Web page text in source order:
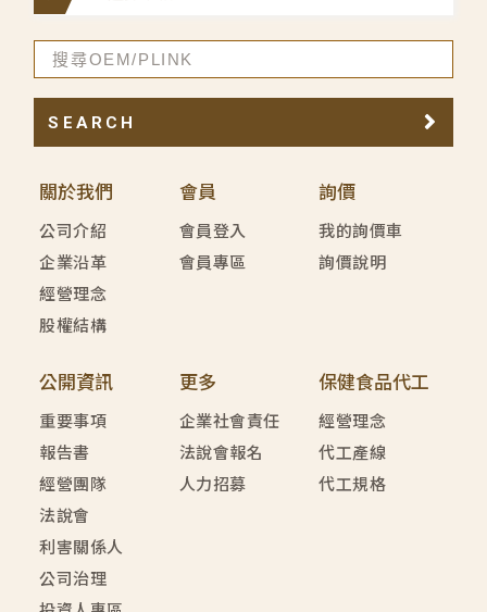
關於我們
公司介紹
企業沿革
經營理念
股權結構
會員
會員登入
會員專區
詢價
我的詢價車
詢價說明
公開資訊
重要事項
報告書
經營團隊
法說會
利害關係人
公司治理
更多
企業社會責任
法說會報名
人力招募
保健食品代工
經營理念
代工產線
代工規格
SEARCH